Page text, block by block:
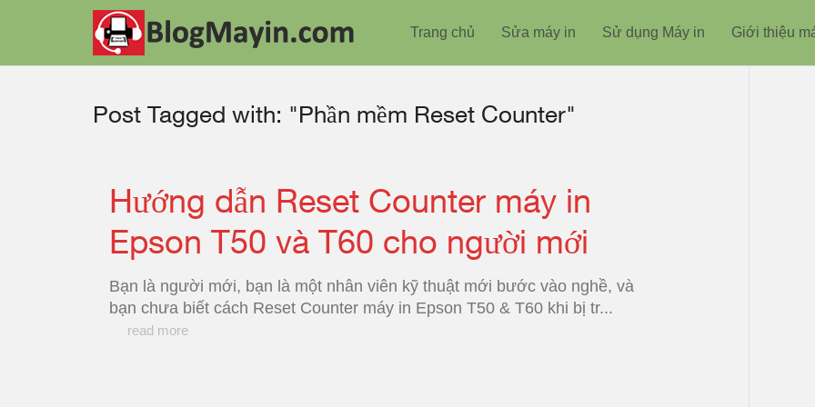
Trang chủ Sửa máy in Sử dụng Máy in Giới thiệu
Post Tagged with: "Phần mềm Reset Counter"
Hướng dẫn Reset Counter máy in
Epson T50 và T60 cho người mới
Bạn là người mới, bạn là một nhân viên kỹ thuật mới bước vào nghề, và
bạn chưa biết cách Reset Counter máy in Epson T50 & T60 khi bị tr...
read more